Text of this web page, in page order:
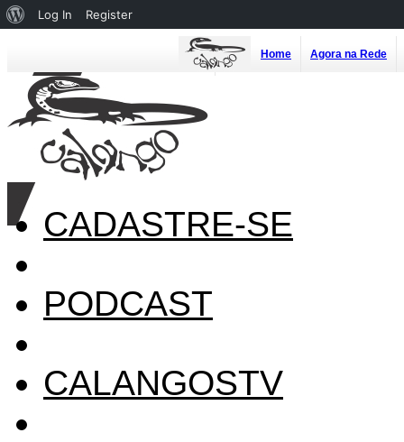
Home Agora na Rede
CADASTRE-SE
PODCAST
CALANGOSTV
About
Log In Register